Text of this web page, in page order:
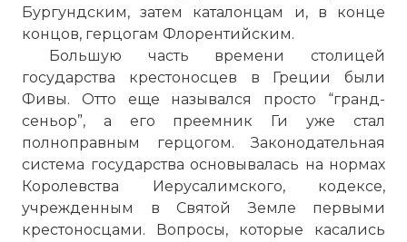
Бургундским, затем каталонцам и, в конце
концов, герцогам Флорентийским.
Большую часть времени столицей
государства крестоносцев в Греции были
Фивы. Отто еще назывался просто “гранд-
сеньор”, а его преемник Ги уже стал
полноправным герцогом. Законодательная
система государства основывалась на нормах
Королевства Иерусалимского, кодексе,
учрежденным в Святой Земле первыми
крестоносцами. Вопросы, которые касались